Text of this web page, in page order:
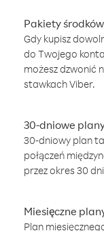
Pakiety środków
Gdy kupisz
do Twojego
możesz dzwonić
stawkach Viber.
30-dniowe
30-dniowy plan
połączeń
przez okres 30
Miesięczne
Plan